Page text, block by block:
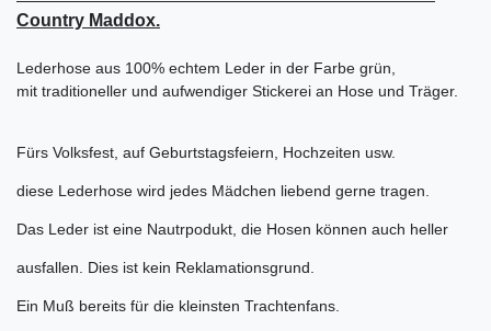
Country Maddox.
Lederhose aus 100% echtem Leder in der Farbe grün,
mit traditioneller und aufwendiger Stickerei an Hose und Träger.
Fürs Volksfest, auf Geburtstagsfeiern, Hochzeiten usw.
diese Lederhose wird jedes Mädchen liebend gerne tragen.
Das Leder ist eine Nautrpodukt, die Hosen können auch heller
ausfallen. Dies ist kein Reklamationsgrund.
Ein Muß bereits für die kleinsten Trachtenfans.